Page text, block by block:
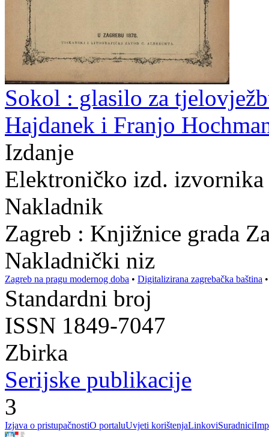
Sokol : glasilo za
Hajdanek i Franjo
Izdanje
Elektroničko izd.
Nakladnik
Zagreb : Knjižnice grada
Nakladnički niz
Zagreb na pragu modernog doba • Digitalizirana zagrebačka baština
Standardni broj
ISSN 1849-7047
Zbirka
Serijske publikacije
3
Izjava o pristupačnostiO portaluUvjeti korištenjaLinkoviSuradnici